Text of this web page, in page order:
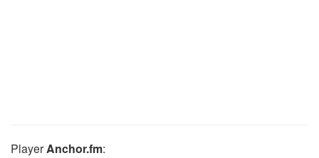
PlayerAnchor.fm: